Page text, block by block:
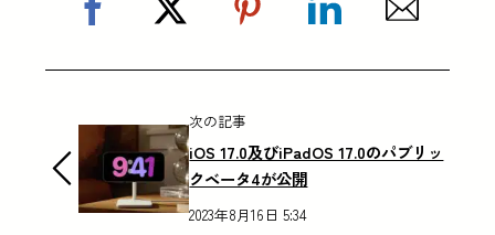
次の記事
iOS 17.0及びiPadOS 17.0のパブリッ
クベータ4が公開
2023年8月16日 5:34